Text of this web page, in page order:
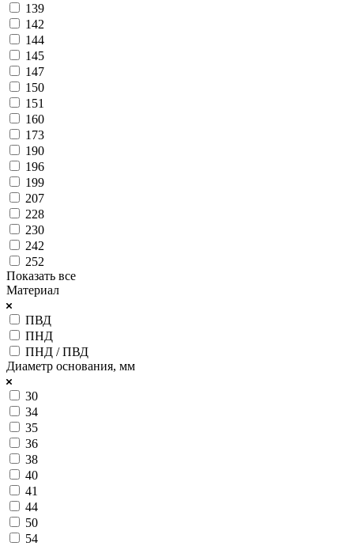
139
142
144
145
147
150
151
160
173
190
196
199
207
228
230
242
252
Показать все
Материал
ПВД
ПНД
ПНД / ПВД
Диаметр основания, мм
30
34
35
36
38
40
41
44
50
54